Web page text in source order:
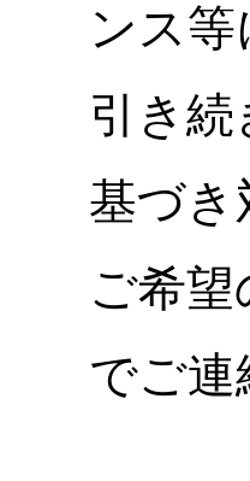
ンス
引き
基づき
ご希
でご